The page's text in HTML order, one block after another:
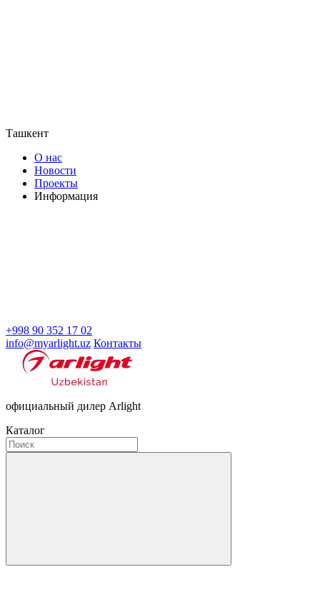
Ташкент
О нас
Новости
Проекты
Информация
+998 90 352 17 02
info@myarlight.uz Контакты
официальный дилер Arlight
Каталог